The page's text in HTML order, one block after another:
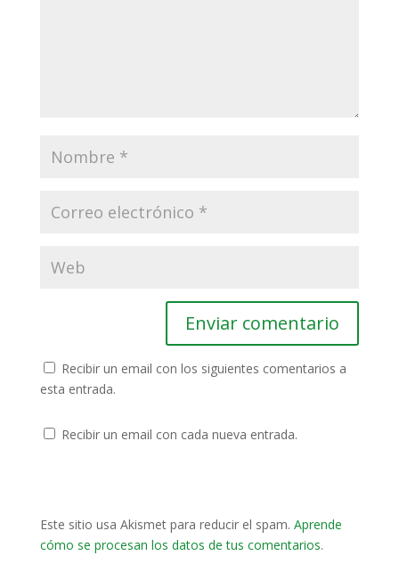
Recibir un email con los siguientes comentarios a
esta entrada.
Recibir un email con cada nueva entrada.
Este sitio usa Akismet para reducir el spam. Aprende
cómo se procesan los datos de tus comentarios.